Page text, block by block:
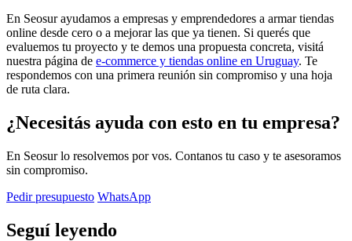
En Seosur ayudamos a empresas y emprendedores a armar tiendas
online desde cero o a mejorar las que ya tienen. Si querés que
evaluemos tu proyecto y te demos una propuesta concreta, visitá
nuestra página de e-commerce y tiendas online en Uruguay. Te
respondemos con una primera reunión sin compromiso y una hoja
de ruta clara.
¿Necesitás ayuda con esto en tu empresa?
En Seosur lo resolvemos por vos. Contanos tu caso y te asesoramos
sin compromiso.
Pedir presupuesto WhatsApp
Seguí leyendo